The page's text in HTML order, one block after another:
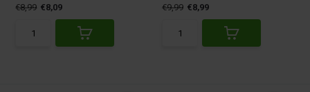
€8,99 €8,09
€9,99 €8,99